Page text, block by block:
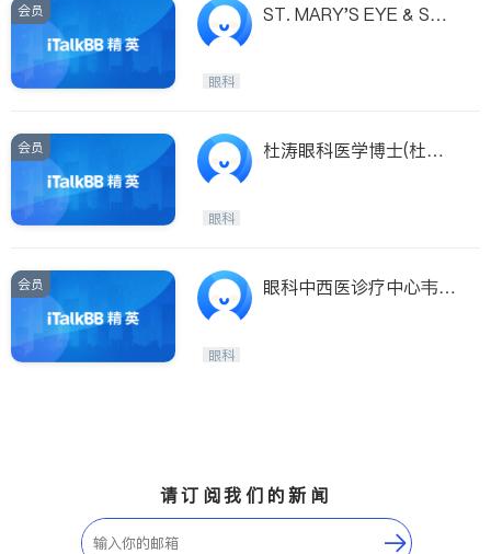
会员
ST. MARY'S EYE & SUR
眼科
会员
杜涛眼科医学博士(杜涛
眼科
会员
眼科中西医诊疗中心韦启
眼科
请订阅我们的新闻